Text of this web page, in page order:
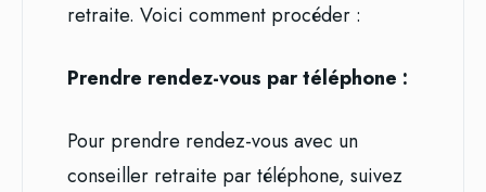
retraite. Voici comment procéder :
Prendre rendez-vous par téléphone :
Pour prendre rendez-vous avec un
conseiller retraite par téléphone, suivez